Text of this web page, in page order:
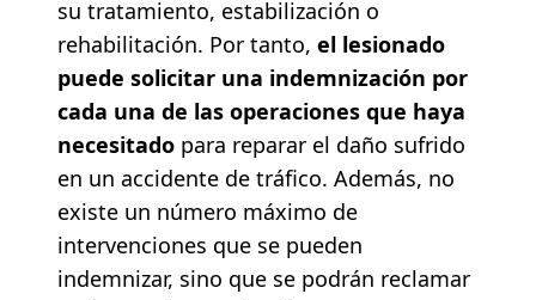
su tratamiento, estabilización o
rehabilitación. Por tanto, el lesionado
puede solicitar una indemnización por
cada una de las operaciones que haya
necesitado para reparar el daño sufrido
en un accidente de tráfico. Además, no
existe un número máximo de
intervenciones que se pueden
indemnizar, sino que se podrán reclamar